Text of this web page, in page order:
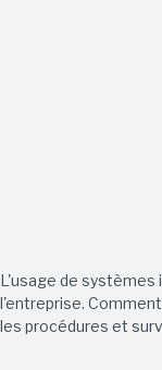
L'usage de systèmes
l'entreprise.
les procédures et